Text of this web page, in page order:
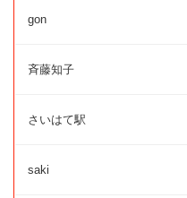
gon
斉藤知子
さいはて駅
saki